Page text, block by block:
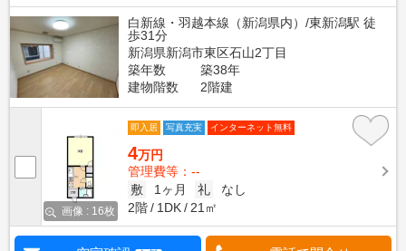
白新線・羽越本線（新潟県内）/東新潟駅 徒
歩31分
新潟県新潟市東区石山2丁目
築年数
築38年
建物階数
2階建
画像 : 16枚
即入居 写真充実 インターネット無料
4万円
管理費等：--
敷
1ヶ月 礼
なし
2階
1DK 21㎡